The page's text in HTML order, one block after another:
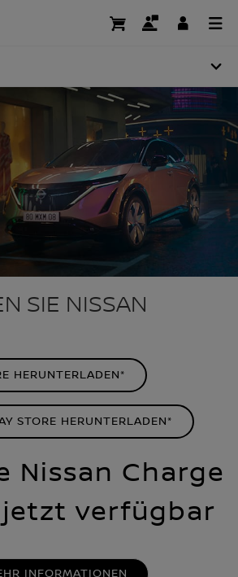
CHARGE
SIE NISSAN
HERUNTERLADEN*
STORE HERUNTERLADEN*
Nissan Charge
verfügbar
INFORMATIONEN